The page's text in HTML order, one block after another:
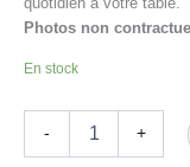
Photos non
En stock
- +